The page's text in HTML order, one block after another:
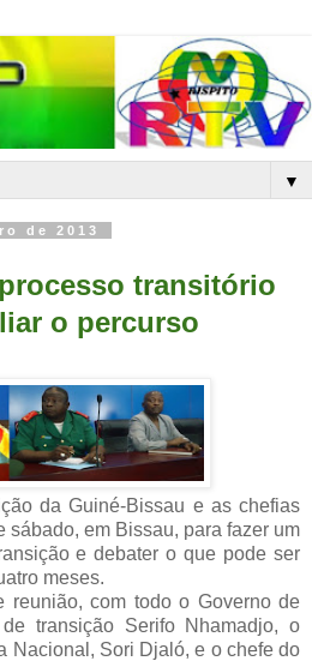
▼
de 2013
transitório
o percurso
da Guiné-Bissau e as chefias
sábado, em Bissau, para fazer um
e debater o que pode ser
meses.
reunião, com todo o Governo de
transição Serifo Nhamadjo, o
Nacional, Sori Djaló, e o chefe do